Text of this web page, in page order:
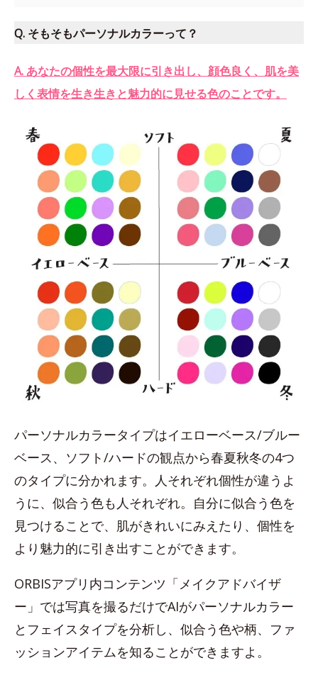
Q. そもそもパーソナルカラーって？
A. あなたの個性を最大限に引き出し、顔色良く、肌を美
しく表情を生き生きと魅力的に見せる色のことです。
パーソナルカラータイプはイエローベース/ブルー
ベース、ソフト/ハードの観点から春夏秋冬の4つ
のタイプに分かれます。人それぞれ個性が違うよ
うに、似合う色も人それぞれ。自分に似合う色を
見つけることで、肌がきれいにみえたり、個性を
より魅力的に引き出すことができます。
ORBISアプリ内コンテンツ「メイクアドバイザ
ー」では写真を撮るだけでAIがパーソナルカラー
とフェイスタイプを分析し、似合う色や柄、ファ
ッションアイテムを知ることができますよ。